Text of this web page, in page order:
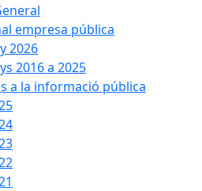
empresa pública
2026
2016 a 2025
a la informació pública